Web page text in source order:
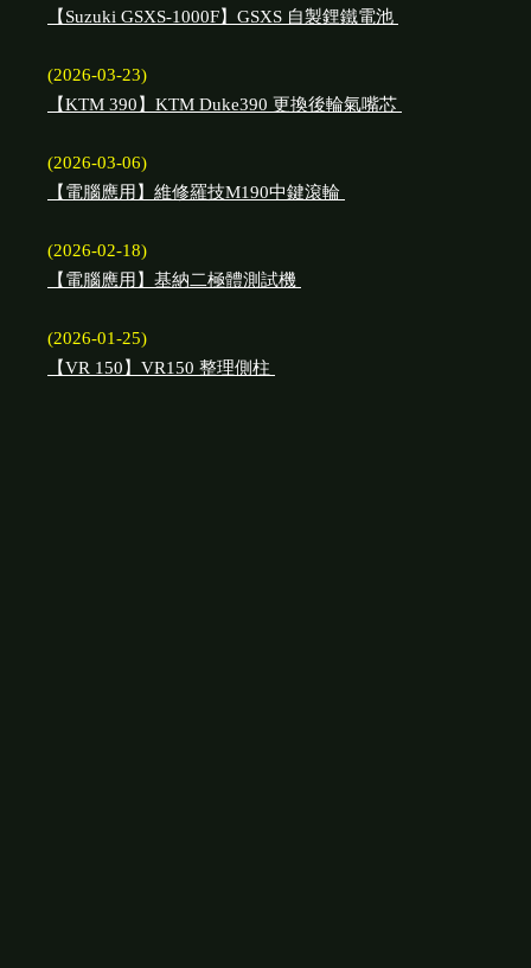
【Suzuki GSXS-1000F】GSXS 自製鋰鐵電池
(2026-03-23)
【KTM 390】KTM Duke390 更換後輪氣嘴芯
(2026-03-06)
【電腦應用】維修羅技M190中鍵滾輪
(2026-02-18)
【電腦應用】基納二極體測試機
(2026-01-25)
【VR 150】VR150 整理側柱